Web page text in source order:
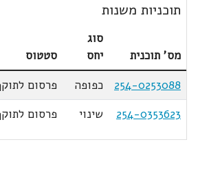
תוכניות משנות
מס' תוכנית
סוג
יחס
סטטוס
254-0253088
כפופה
פרסום לתוקף
254-0353623
שינוי פרסום לתוקף